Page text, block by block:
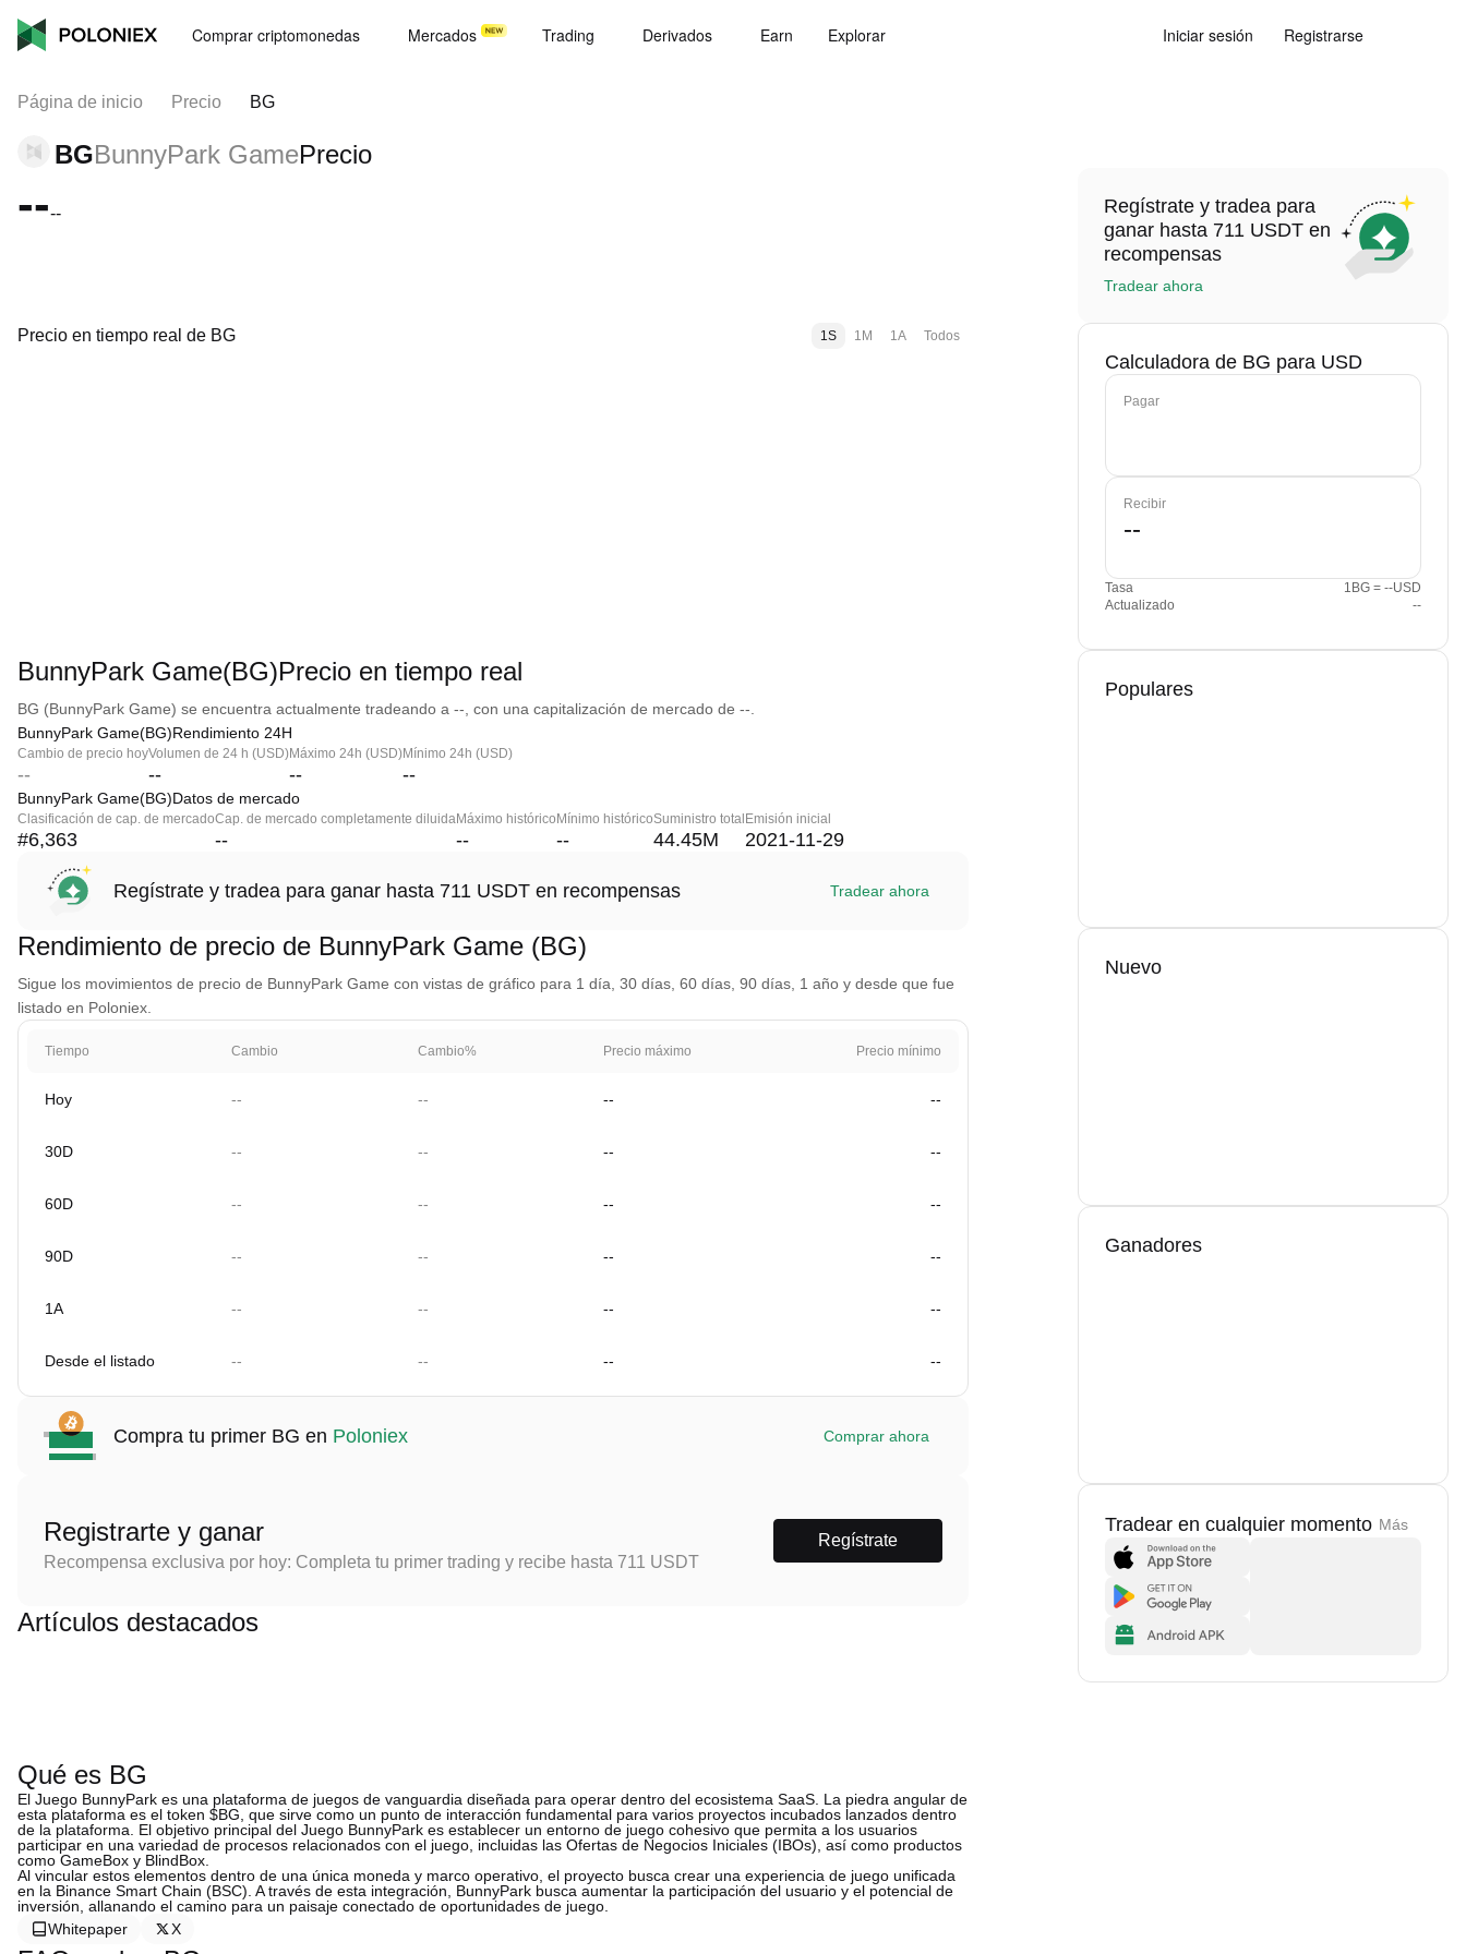
Comprar criptomonedas Mercados Trading Derivados Earn Explorar Iniciar sesión Registrarse
Página de inicio Precio BG
BGBunnyPark GamePrecio
----
Precio en tiempo real de BG 1S 1M 1A Todos
BunnyPark Game(BG)Precio en tiempo real
BG (BunnyPark Game) se encuentra actualmente tradeando a --, con una capitalización de mercado de --.
BunnyPark Game(BG)Rendimiento 24H
Cambio de precio hoy
--
Volumen de 24 h (USD)
--
Máximo 24h (USD)
--
Mínimo 24h (USD)
--
BunnyPark Game(BG)Datos de mercado
Clasificación de cap. de mercado
#6,363
Cap. de mercado completamente diluida
--
Máximo histórico
--
Mínimo histórico
--
Suministro total
44.45M
Emisión inicial
2021-11-29
Regístrate y tradea para ganar hasta 711 USDT en recompensas Tradear ahora
Rendimiento de precio de BunnyPark Game (BG)
Sigue los movimientos de precio de BunnyPark Game con vistas de gráfico para 1 día, 30 días, 60 días, 90 días, 1 año y desde que fue
listado en Poloniex.
Tiempo Cambio Cambio% Precio máximo Precio mínimo
Hoy -- -- -- --
30D -- -- -- --
60D -- -- -- --
90D -- -- -- --
1A -- -- -- --
Desde el listado -- -- -- --
Compra tu primer BG en Poloniex Comprar ahora
Registrarte y ganar
Recompensa exclusiva por hoy: Completa tu primer trading y recibe hasta 711 USDT
Regístrate
Artículos destacados
Qué es BG
El Juego BunnyPark es una plataforma de juegos de vanguardia diseñada para operar dentro del ecosistema SaaS. La piedra angular de
esta plataforma es el token $BG, que sirve como un punto de interacción fundamental para varios proyectos incubados lanzados dentro
de la plataforma. El objetivo principal del Juego BunnyPark es establecer un entorno de juego cohesivo que permita a los usuarios
participar en una variedad de procesos relacionados con el juego, incluidas las Ofertas de Negocios Iniciales (IBOs), así como productos
como GameBox y BlindBox.
Al vincular estos elementos dentro de una única moneda y marco operativo, el proyecto busca crear una experiencia de juego unificada
en la Binance Smart Chain (BSC). A través de esta integración, BunnyPark busca aumentar la participación del usuario y el potencial de
inversión, allanando el camino para un paisaje conectado de oportunidades de juego.
Whitepaper
X
Regístrate y tradea para
ganar hasta 711 USDT en
recompensas
Tradear ahora
Calculadora de BG para USD
Pagar
Recibir
Tasa
1BG = --USD
Actualizado
--
Populares
Nuevo
Ganadores
Tradear en cualquier momento Más